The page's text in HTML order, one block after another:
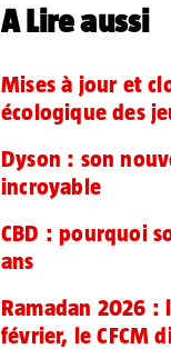
A Lire aussi
Mises à jour et
écologique des
Dyson : son
incroyable
CBD : pourquoi
ans
Ramadan 2026 :
février, le CFCM